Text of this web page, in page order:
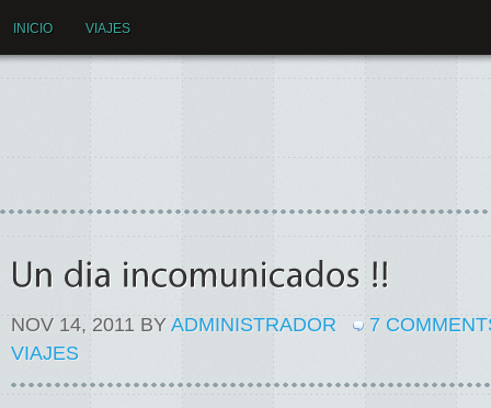
INICIO VIAJES
NOV 14, 2011 BY ADMINISTRADOR
7
VIAJES